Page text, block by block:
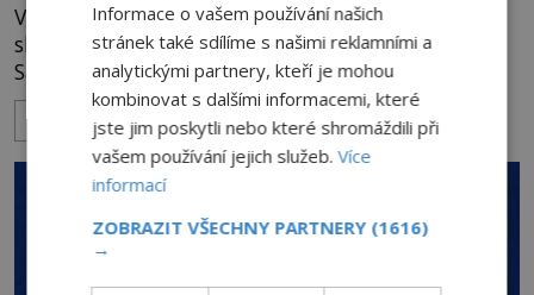
V červnu 1941 sovětští vědci otevírají hrobku
slavného dobyvatele Tamerlána v uzbeckém
Samarkandu. O dva dny později nacistické
Německo zahajuje operaci Barbarossa a napadá
Sovětský svaz. Shoda dat je natolik zarážející, že se
rodí jedna z nejslavnějších „kleteb“ 20. století. Je
na legendě něco pravdy, nebo jde jen o fascinující
Gerasimov (1907-1970) a
ZOBRAZIT VÍCE
Informace o vašem používání našich
stránek také sdílíme s našimi reklamními a
analytickými partnery, kteří je mohou
kombinovat s dalšími informacemi, které
jste jim poskytli nebo které shromáždili při
vašem používání jejich služeb.Více
informací
ZOBRAZIT VŠECHNY PARTNERY (1616)
→